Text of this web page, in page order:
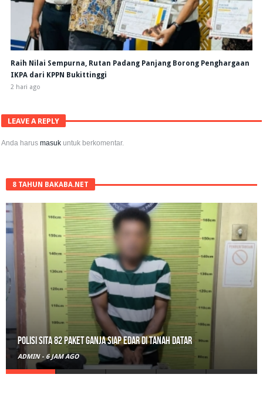
Raih Nilai Sempurna, Rutan Padang Panjang Borong Penghargaan
IKPA dari KPPN Bukittinggi
2 hari ago
LEAVE A REPLY
Anda harusmasuk untuk berkomentar.
8 TAHUN BAKABA.NET
RPL Prodi HTN UIN Mahmud Yunus Batusangkar Diminati Polri, TNI,
hingga Wali Nagari
ADMIN - 1 HARI AGO